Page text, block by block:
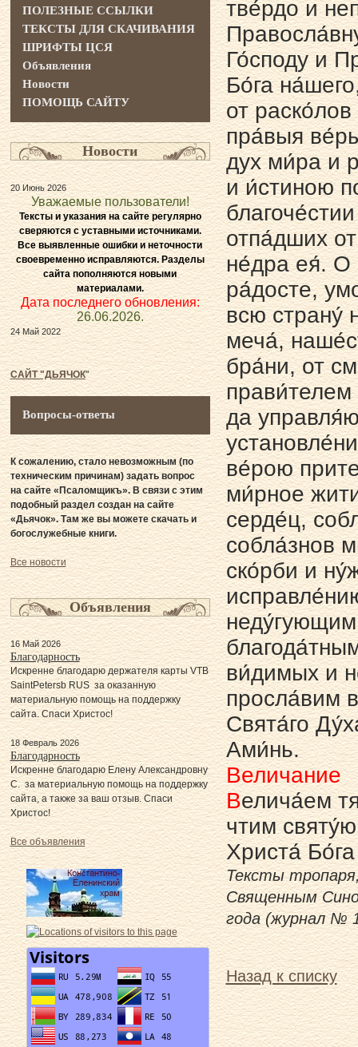
тве́рдо и
Го́споду и
Бо́га
от
пра́выя
дух ми́ра и
и и́стиною
отпа́дших
не́дра ея́. О
ра́досте,
всю страну́
меча́,
бра́ни, от
да
ве́рою
ми́рное
серде́ц,
собла́знов
ско́рби и
ви́димых и
просла́вим
Свята́го
Ами́нь.
Величание
Велича́ем
чтим
Христа́
Тексты
Священным
года (журнал №
Назад к списку
ПОЛЕЗНЫЕ ССЫЛКИ
ТЕКСТЫ ДЛЯ СКАЧИВАНИЯ
ШРИФТЫ ЦСЯ
Объявления
Новости
ПОМОЩЬ САЙТУ
Новости
20 Июнь 2026
Уважаемые пользователи!
Тексты и указания на сайте регулярно
сверяются с уставными источниками.
Все выявленные ошибки и неточности
своевременно исправляются. Разделы
сайта пополняются новыми
материалами.
Дата последнего обновления:
26.06.2026.
24 Май 2022
САЙТ "ДЬЯЧОК"
Вопросы-ответы
К сожалению, стало невозможным (по
техническим причинам) задать вопрос
на сайте «Псаломщикъ». В связи с этим
подобный раздел создан на сайте
«Дьячок». Там же вы можете скачать и
богослужебные книги.
Все новости
Объявления
16 Май 2026
Благодарность
Искренне благодарю держателя карты VTB
SaintPetersb RUS за оказанную
материальную помощь на поддержку
сайта. Спаси Христос!
18 Февраль 2026
Благодарность
Искренне благодарю Елену Александровну
С. за материальную помощь на поддержку
сайта, а также за ваш отзыв. Спаси
Христос!
Все объявления